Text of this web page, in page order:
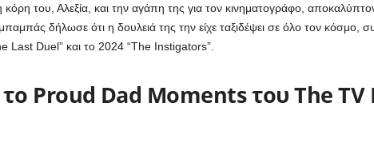
του, Αλεξία, και την αγάπη της για τον κινηματογράφο,
δήλωσε ότι η δουλειά της την είχε ταξιδέψει σε όλο τον κόσμο,
Last Duel” και το 2024 “The Instigators”.
Proud Dad Moments του The